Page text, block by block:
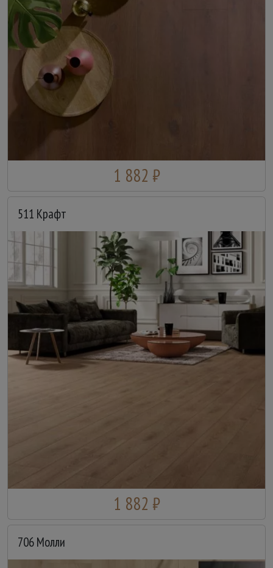
1 882 ₽
511 Крафт
1 882 ₽
706 Молли